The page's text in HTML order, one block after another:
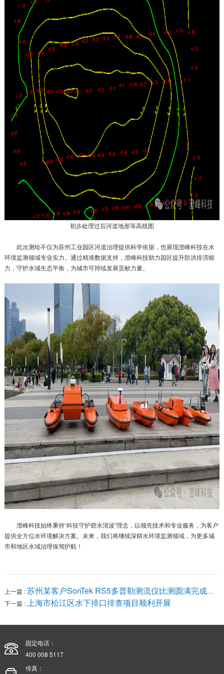
初步处理过后河道地形等高线图
此次测绘不仅为苏州工业园区河道治理提供科学依据，也展现澄峰科技在水
环境监测领域专业实力。通过精准数据支持，澄峰科技助力园区提升防洪排涝能
力，守护水域生态平衡，为城市可持续发展贡献力量。
澄峰科技始终秉持“科技守护碧水清波”理念，以领先技术和专业服务，为客户
提供全方位水环境解决方案。未来，我们将继续深耕水环境监测领域，为更多城
市和地区水域治理保驾护航！
上一篇 :苏州某客户SonTek RS5多普勒测流仪比测圆满完成并顺利交机
下一篇 :上海市松江区水下排口排查项目顺利开展
固定电话：
400 008 5117
传真：